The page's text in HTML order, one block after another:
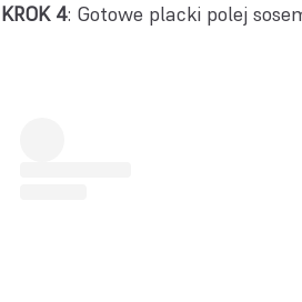
KROK 4: Gotowe placki polej